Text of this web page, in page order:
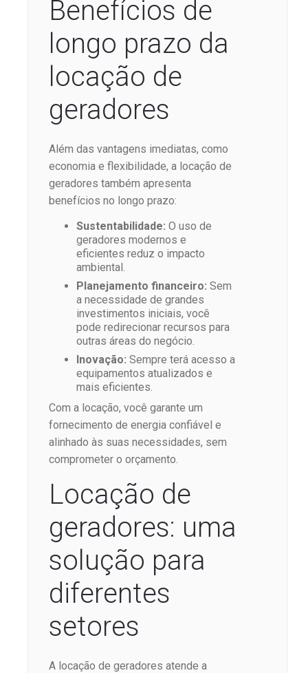
Benefícios de
longo prazo da
locação de
geradores
Além das vantagens imediatas, como
economia e flexibilidade, a locação de
geradores também apresenta
benefícios no longo prazo:
Sustentabilidade: O uso de
geradores modernos e
eficientes reduz o impacto
ambiental.
Planejamento financeiro: Sem
a necessidade de grandes
investimentos iniciais, você
pode redirecionar recursos para
outras áreas do negócio.
Inovação: Sempre terá acesso a
equipamentos atualizados e
mais eficientes.
Com a locação, você garante um
fornecimento de energia confiável e
alinhado às suas necessidades, sem
comprometer o orçamento.
Locação de
geradores: uma
solução para
diferentes
setores
A locação de geradores atende a